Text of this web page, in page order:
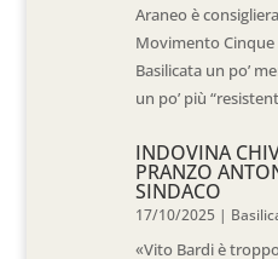
Araneo è
Movimento Cinque
Basilicata un po’
un po’ più
INDOVINA
PRANZO
SINDACO
17/10/2025 |
«Vito Bardi è